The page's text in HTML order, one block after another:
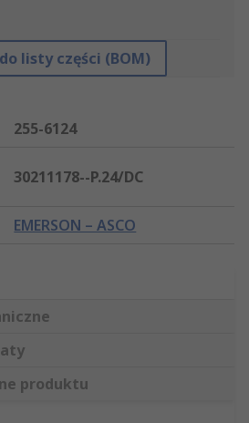
listy części (BOM)
255-6124
30211178--P.24/DC
EMERSON – ASCO
produktu